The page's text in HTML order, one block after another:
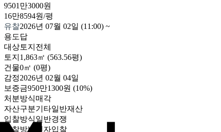
9501만3000원
16만8594원/평
유찰2026년 07월 02일 (11:00) ~
용도답
대상토지전체
토지 1,863㎡ (563.56평)
건물0㎡ (0평)
감정2026년 02월 04일
보증금950만1300원 (10%)
처분방식매각
자산구분기타일반재산
입찰방식일반경쟁
입찰방법
전자입찰